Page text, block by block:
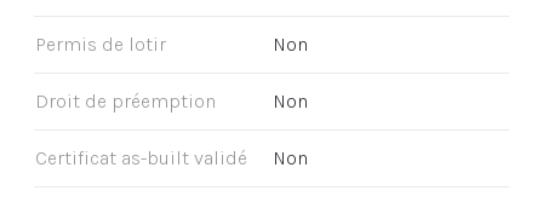
Permis de lotir Non
Droit de préemption Non
Certificat as-built validé Non